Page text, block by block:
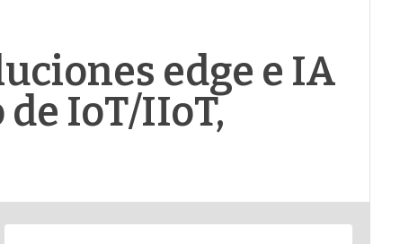
Análisis
Centros
edge e IA
de IoT/IIoT,